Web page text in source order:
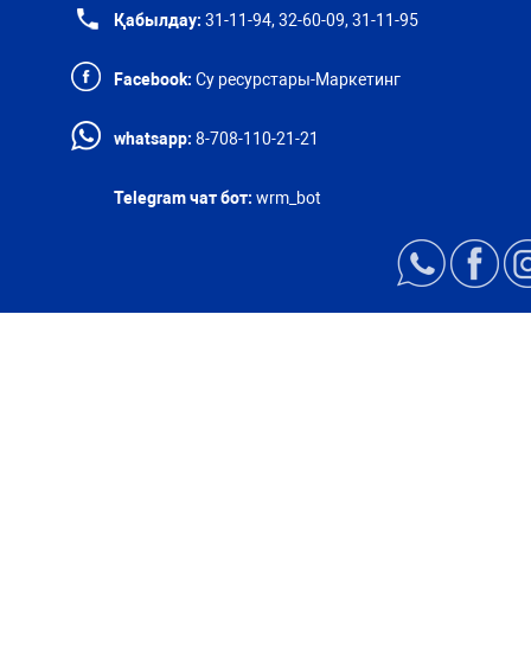
Қабылдау: 31-11-94, 32-60-09, 31-11-95
Facebook: Су ресурстары-Маркетинг
whatsapp: 8-708-110-21-21
Telegram чат бот: wrm_bot